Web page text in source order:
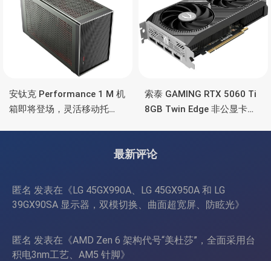
安钛克 Performance 1 M 机
箱即将登场，灵活移动托
索泰 GAMING RTX 5060 Ti
8GB Twin Edge 非公显卡，
最新评论
匿名 发表在《LG 45GX990A、LG 45GX950A 和 LG
39GX90SA 显示器，双模切换、曲面超宽屏、防眩光》
匿名 发表在《AMD Zen 6 架构代号“美杜莎”，全面采用台
积电3nm工艺、AM5 针脚》